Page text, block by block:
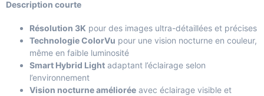
Description courte
Résolution 3K pour des images ultra-détaillées et précises
Technologie ColorVu pour une vision nocturne en couleur,
même en faible luminosité
Smart Hybrid Light adaptant l’éclairage selon
l’environnement
Vision nocturne améliorée avec éclairage visible et